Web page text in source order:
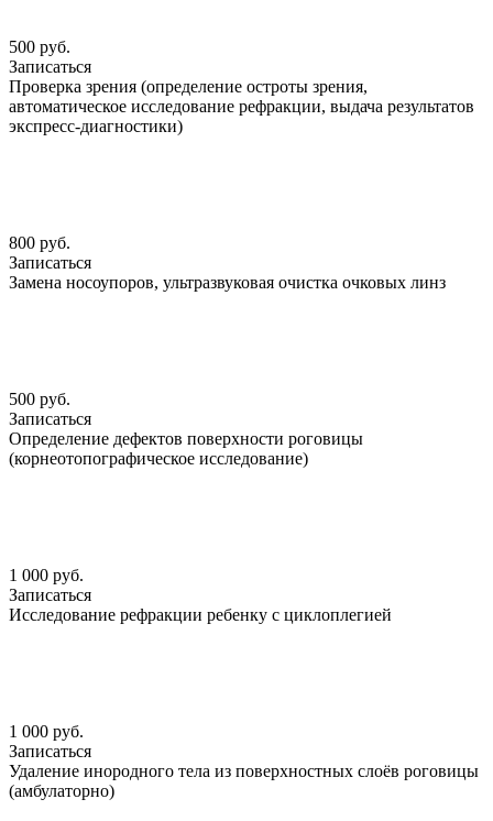
500 руб.
Записаться
Проверка зрения (определение остроты зрения,
автоматическое исследование рефракции, выдача результатов
экспресс-диагностики)
800 руб.
Записаться
Замена носоупоров, ультразвуковая очистка очковых линз
500 руб.
Записаться
Определение дефектов поверхности роговицы
(корнеотопографическое исследование)
1 000 руб.
Записаться
Исследование рефракции ребенку с циклоплегией
1 000 руб.
Записаться
Удаление инородного тела из поверхностных слоёв роговицы
(амбулаторно)